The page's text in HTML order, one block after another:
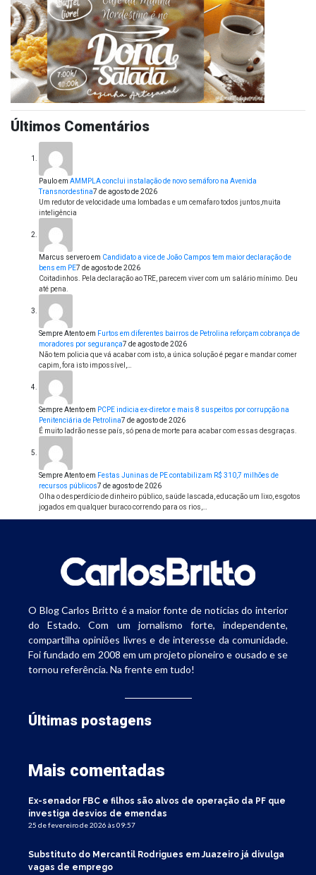
Últimos Comentários
Pauloem AMMPLA conclui instalação de novo semáforo na Avenida
Transnordestina7 de agosto de 2026
Um redutor de velocidade uma lombadas e um cemafaro todos juntos,muita
inteligência
Marcus serveroem Candidato a vice de João Campos tem maior declaração de
bens em PE7 de agosto de 2026
Coitadinhos. Pela declaração ao TRE, parecem viver com um salário mínimo. Deu
até pena.
Sempre Atentoem Furtos em diferentes bairros de Petrolina reforçam cobrança de
moradores por segurança7 de agosto de 2026
Não tem policia que vá acabar com isto, a única solução é pegar e mandar comer
capim, fora isto impossível,…
Sempre Atentoem PCPE indicia ex-diretor e mais 8 suspeitos por corrupção na
Penitenciária de Petrolina7 de agosto de 2026
É muito ladrão nesse país, só pena de morte para acabar com essas desgraças.
Sempre Atentoem Festas Juninas de PE contabilizam R$ 310,7 milhões de
recursos públicos7 de agosto de 2026
Olha o desperdício de dinheiro público, saúde lascada, educação um lixo, esgotos
jogados em qualquer buraco correndo para os rios,…
O Blog Carlos Britto é a maior fonte de notícias do interior
do Estado. Com um jornalismo forte, independente,
compartilha opiniões livres e de interesse da comunidade.
Foi fundado em 2008 em um projeto pioneiro e ousado e se
tornou referência. Na frente em tudo!
Últimas postagens
Mais comentadas
Ex-senador FBC e filhos são alvos de operação da PF que
investiga desvios de emendas
25 de fevereiro de 2026 às 09:57
Substituto do Mercantil Rodrigues em Juazeiro já divulga
vagas de emprego